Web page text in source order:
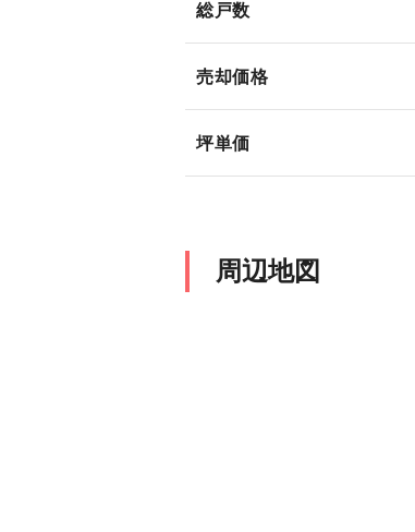
総戸数
売却価格
坪単価
周辺地図